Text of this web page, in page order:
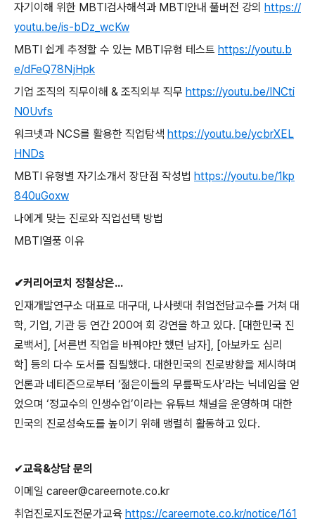
자기이해 위한 MBTI 검사해석과 MBTI 안내 풀버전 강의 https://
youtu.be/is-bDz_wcKw
MBTI 쉽게 추정할 수 있는 MBTI 유형 테스트 https://youtu.b
e/dFeQ78NjHpk
기업 조직의 직무이해 & 조직외부 직무 https://youtu.be/INCti
N0Uvfs
워크넷과 NCS를 활용한 직업탐색 https://youtu.be/ycbrXEL
HNDs
MBTI 유형별 자기소개서 장단점 작성법 https://youtu.be/1kp
840uGoxw
나에게 맞는 진로와 직업선택 방법
MBTI 열풍 이유
✔커리어코치 정철상은...
인재개발연구소 대표로 대구대 , 나사렛대 취업전담교수를 거쳐 대
학, 기업, 기관 등 연간 200여 회 강연을 하고 있다. [대한민국 진
로백서 ], [서른번 직업을 바꿔야만 했던 남자], [아보카도 심리
학] 등의 다수 도서를 집필했다. 대한민국의 진로방향을 제시하며
언론과 네티즌으로부터 ‘젊은이들의 무릎팍도사’라는 닉네임을 얻
었으며 ‘정교수의 인생수업’이라는 유튜브 채널을 운영하며 대한
민국의 진로성숙도를 높이기 위해 맹렬히 활동하고 있다.
✔교육&상담 문의
이메일 career@careernote.co.kr
취업진로지도전문가교육 https://careernote.co.kr/notice/161